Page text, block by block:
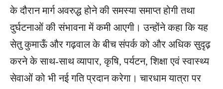
के दौरान मार्ग अवरुद्ध होने की समस्या समाप्त होगी तथा
दुर्घटनाओं की संभावना में कमी आएगी। उन्होंने कहा कि यह
सेतु कुमाऊँ और गढ़वाल के बीच संपर्क को और अधिक सुदृढ़
करने के साथ-साथ व्यापार, कृषि, पर्यटन, शिक्षा एवं स्वास्थ्य
सेवाओं को भी नई गति प्रदान करेगा। चारधाम यात्रा पर